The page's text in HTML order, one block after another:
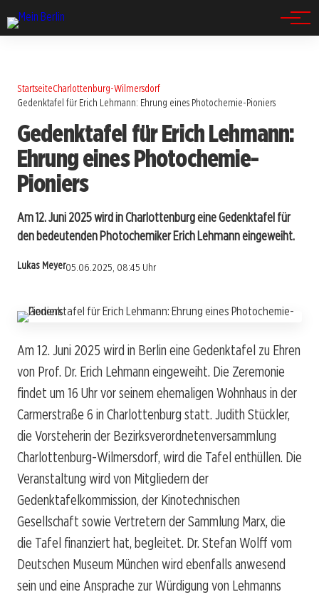
StartseiteCharlottenburg-Wilmersdorf
Gedenktafel für Erich Lehmann: Ehrung eines Photochemie-Pioniers
Gedenktafel für Erich Lehmann:
Ehrung eines Photochemie-
Pioniers
Am 12. Juni 2025 wird in Charlottenburg eine Gedenktafel für
den bedeutenden Photochemiker Erich Lehmann eingeweiht.
Lukas Meyer05.06.2025, 08:45 Uhr
Am 12. Juni 2025 wird in Berlin eine Gedenktafel zu Ehren
von Prof. Dr. Erich Lehmann eingeweiht. Die Zeremonie
findet um 16 Uhr vor seinem ehemaligen Wohnhaus in der
Carmerstraße 6 in Charlottenburg statt. Judith Stückler,
die Vorsteherin der Bezirksverordnetenversammlung
Charlottenburg-Wilmersdorf, wird die Tafel enthüllen. Die
Veranstaltung wird von Mitgliedern der
Gedenktafelkommission, der Kinotechnischen
Gesellschaft sowie Vertretern der Sammlung Marx, die
die Tafel finanziert hat, begleitet. Dr. Stefan Wolff vom
Deutschen Museum München wird ebenfalls anwesend
sein und eine Ansprache zur Würdigung von Lehmanns